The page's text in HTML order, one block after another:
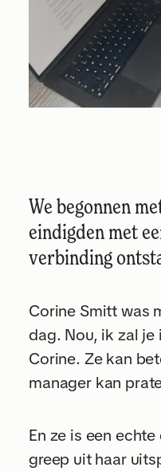
We begonnen
eindigden met
verbinding
Corine Smitt was
dag. Nou, ik zal
Corine. Ze kan
manager kan
En ze is een
greep uit haar